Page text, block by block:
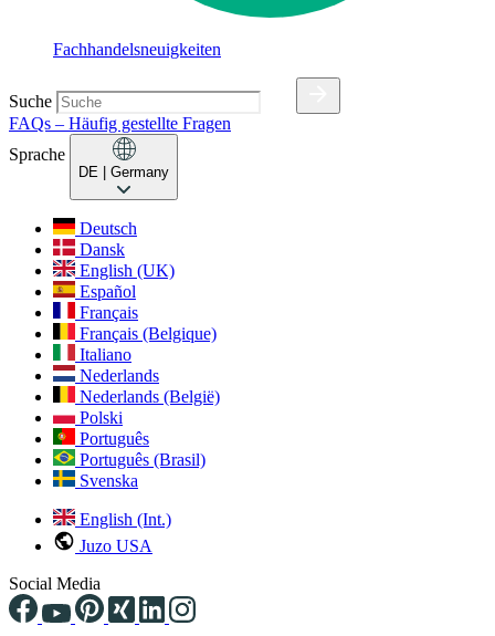
Fachhandelsneuigkeiten
Suche
FAQs – Häufig gestellte Fragen
Sprache
DE | Germany
Deutsch
Dansk
English (UK)
Español
Français
Français (Belgique)
Italiano
Nederlands
Nederlands (België)
Polski
Português
Português (Brasil)
Svenska
English (Int.)
Juzo USA
Social Media